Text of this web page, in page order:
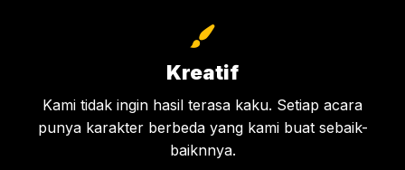
Kreatif
Kami tidak ingin hasil terasa kaku. Setiap acara
punya karakter berbeda yang kami buat sebaik-
baiknnya.